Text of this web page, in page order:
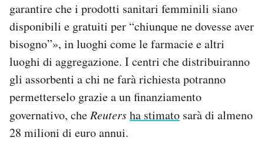
garantire che i prodotti sanitari femminili siano
disponibili e gratuiti per “chiunque ne dovesse aver
bisogno”», in luoghi come le farmacie e altri
luoghi di aggregazione. I centri che distribuiranno
gli assorbenti a chi ne farà richiesta potranno
permetterselo grazie a un finanziamento
governativo, cheReutersha stimato sarà di almeno
28 milioni di euro annui.